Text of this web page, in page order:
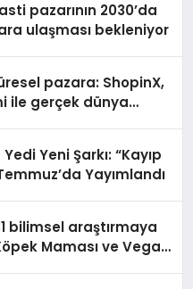
pazarının 2030’da
ulaşması bekleniyor
pazara: ShopinX,
ile gerçek dünya
Yeni Şarkı: “Kayıp
Yayımlandı
bilimsel araştırmaya
Maması ve Vegan